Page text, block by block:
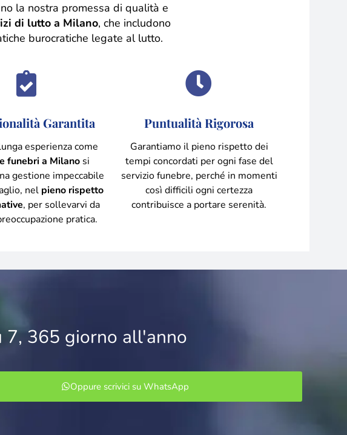
la nostra promessa di qualità e
di lutto a Milano, che includono
burocratiche legate al lutto.
Garantita
esperienza come
funebri a Milanosi
gestione impeccabile
nel pieno rispetto
, per sollevarvi da
pratica.
Puntualità Rigorosa
Garantiamo il pieno rispetto dei
tempi concordati per ogni fase del
servizio funebre, perché in momenti
così difficili ogni certezza
contribuisce a portare serenità.
7, 365 giorno all'anno
Oppure scrivici su WhatsApp